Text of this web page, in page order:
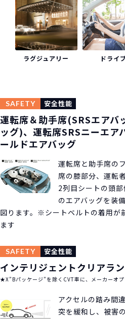
ラグジュアリー ドライ
運転席＆助手席(SRSエアバ
ッグ)、運転席SRSニーエア
ールドエアバッグ
運転席と助手席の
席の膝部分、運転
2列目シートの頭
のエアバッグを装
図ります。※シートベルトの着用が
ます
インテリジェントクリアラ
★X”Bパッケージ”を除くCVT車に、メーカーオプ
アクセルの踏み間
突を緩和し、被害